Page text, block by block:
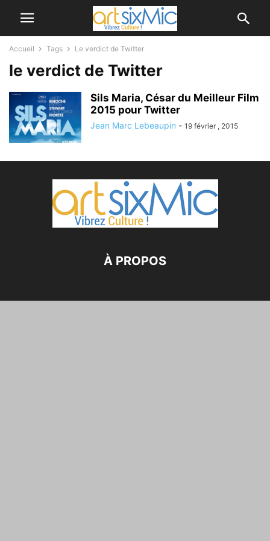
Accueil Tags Le verdict de Twitter
le verdict de Twitter
Sils Maria, César du Meilleur Film
2015 pour Twitter
Jean Marc Lebeaupin - 19 février , 2015
À PROPOS